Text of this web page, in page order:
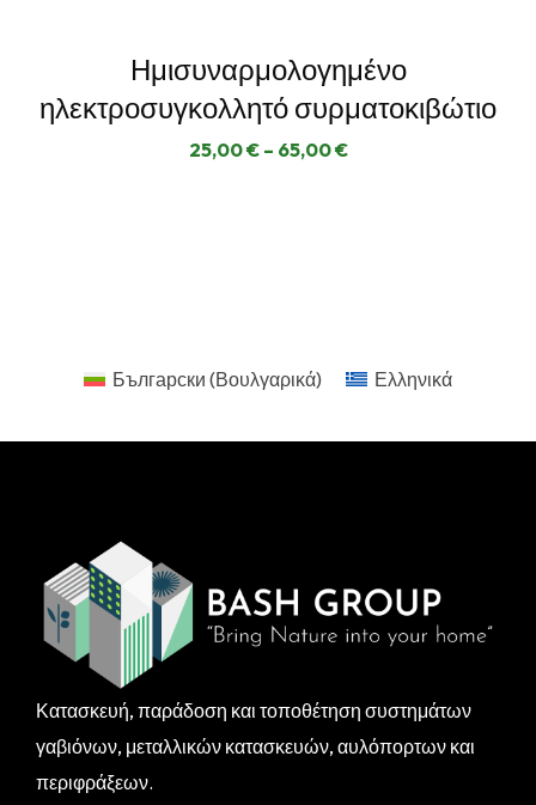
Ημισυναρμολογημένο
ηλεκτροσυγκολλητό συρματοκιβώτιο
25,00€ – 65,00€
Български (Βουλγαρικά) Ελληνικά
Κατασκευή, παράδοση και τοποθέτηση συστημάτων
γαβιόνων, μεταλλικών κατασκευών, αυλόπορτων και
περιφράξεων.